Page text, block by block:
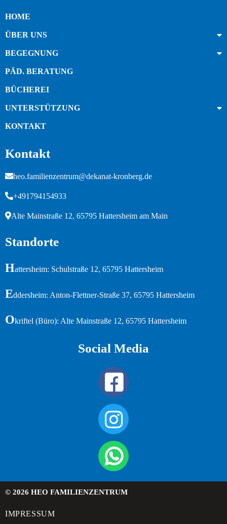
HOME
ÜBER UNS
BEGEGNUNG
PÄD. BERATUNG
BÜCHEREI
UNTERSTÜTZUNG
KONTAKT
Kontakt
heo.familienzentrum@dekanat-kronberg.de
+491794154933
Alte Mainstraße 12, 65795 Hattersheim am Main
Standorte
Hattersheim: Schulstraße 12, 65795 Hattersheim
Eddersheim: Anton-Flettner-Straße 37, 65795 Hattersheim
Okriftel (Büro): Alte Mainstraße 12, 65795 Hattersheim
Social Media
© 2026 HEO FAMILIENZENTRUM
IMPRESSUM